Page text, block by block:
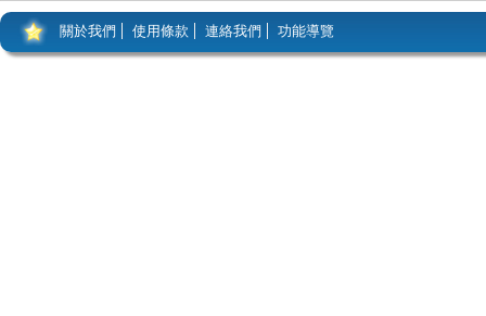
關於我們 使用條款 連絡我們 功能導覽